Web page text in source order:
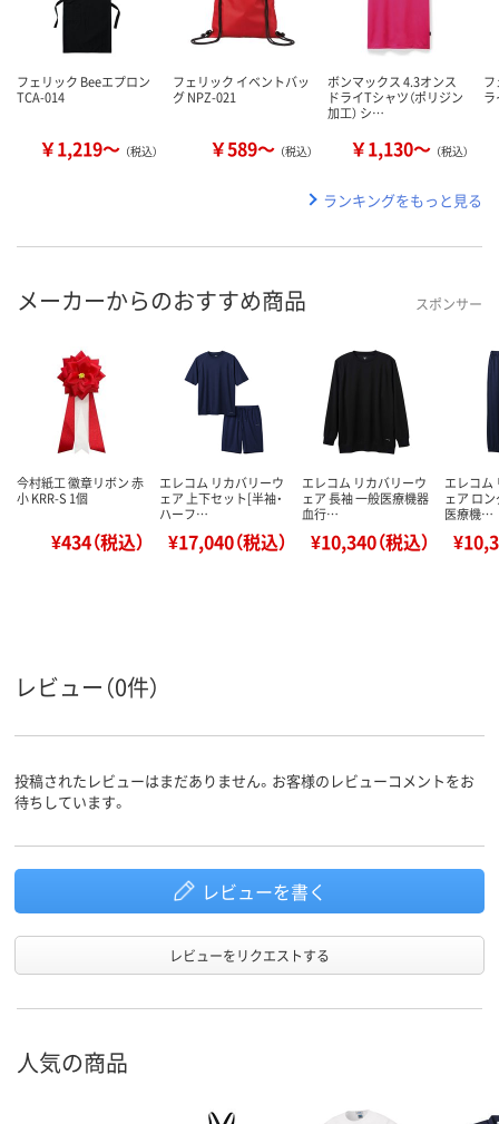
フェリック Beeエプロン
TCA-014
￥1,219～ （税込）
フェリック イベントバッ
グ NPZ-021
￥589～ （税込）
ボンマックス 4.3オンス
ドライTシャツ（ポリジン
加工） シ…
￥1,130～ （税込）
ランキングをもっと見る
メーカーからのおすすめ商品 スポンサー
今村紙工 徽章リボン 赤
小 KRR-S 1個
¥434（税込）
エレコム リカバリーウ
ェア 上下セット[半袖・
ハーフ…
¥17,040（税込）
エレコム リカバリーウ
ェア 長袖 一般医療機器
血行…
¥10,340（税込）
エレコム
ェア ロ
医療機…
レビュー（0件）
投稿されたレビューはまだありません。お客様のレビューコメントをお
待ちしています。
レビューを書く
レビューをリクエストする
人気の商品